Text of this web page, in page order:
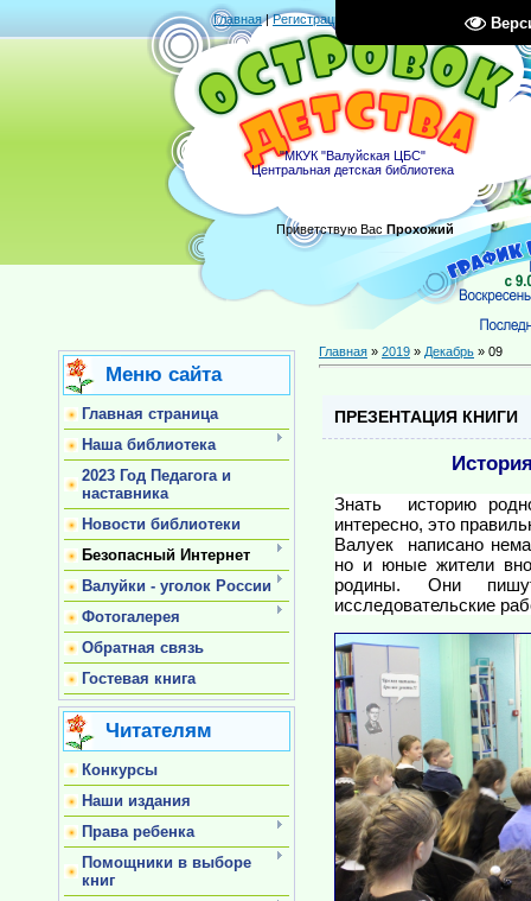
Главная|Регистрация
"МКУК "Валуйская ЦБС"
Центральная детская библиотека
Приветствую Вас Прохожий
Меню сайта
Главная страница
Наша библиотека
2023 Год Педагога и
наставника
Новости библиотеки
Безопасный Интернет
Валуйки - уголок России
Фотогалерея
Обратная связь
Гостевая книга
Читателям
Конкурсы
Наши издания
Права ребенка
Помощники в выборе
книг
Главная » 2019 » Декабрь » 09
ПРЕЗЕНТАЦИЯ КНИГИ
Знать историю
интересно, это
Валуек написано
но и юные жители
родины. Они
исследовательские